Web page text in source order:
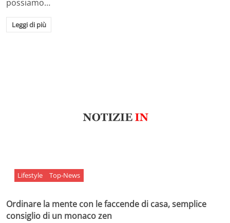
possiamo…
Leggi di più
Lifestyle Top-News
Ordinare la mente con le faccende di casa, semplice
consiglio di un monaco zen